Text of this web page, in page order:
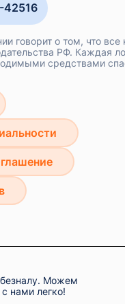
говорит о том, что все
РФ. Каждая
средствами
Можем
нами легко!